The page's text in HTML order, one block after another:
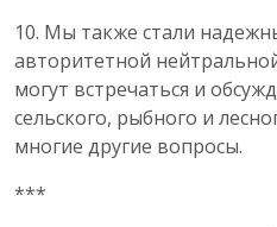
10. Мы также стали
авторитетной
могут встречаться и
сельского, рыбного и
многие другие вопросы.
***